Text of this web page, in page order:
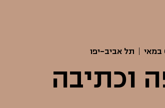
תל אביב-יפו
וכתיבה